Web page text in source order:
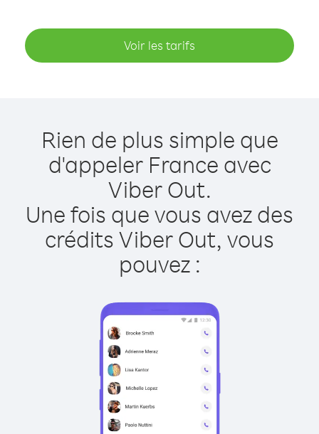
Voir les tarifs
Rien de plus simple que
d'appeler France avec
Viber Out.
Une fois que vous avez des
crédits Viber Out, vous
pouvez :